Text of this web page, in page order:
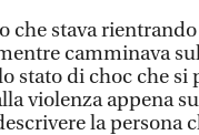
che stava
camminava
stato di choc che si
violenza appena
la persona